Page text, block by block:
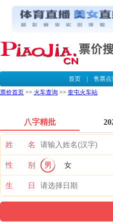
首页| 售票点
票价首页 >> 火车查询 >> 奎屯火车站
八字精批
姓 名
性 别 男 女
生 日